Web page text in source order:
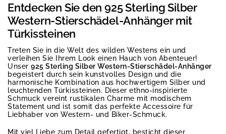
Entdecken Sie den 925 Sterling Silber
Western-Stierschädel-Anhänger mit
Türkissteinen
Treten Sie in die Welt des wilden Westens ein und
verleihen Sie Ihrem Look einen Hauch von Abenteuer!
Unser 925 Sterling Silber Western-Stierschädel-Anhänger
begeistert durch sein kunstvolles Design und die
harmonische Kombination aus hochwertigem Silber und
leuchtenden Türkissteinen. Dieser ethno-inspirierte
Schmuck vereint rustikalen Charme mit modischem
Statement und ist somit das perfekte Accessoire für
Liebhaber von Western- und Biker-Schmuck.
Mit viel Liebe zum Detail gefertigt, besticht dieser